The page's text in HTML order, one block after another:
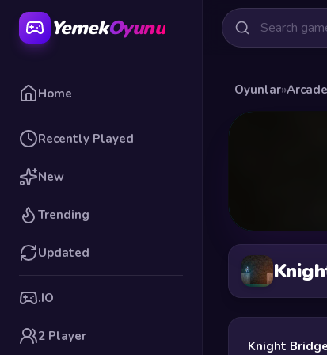
YemekOyunu
Home
Recently Played
New
Trending
Updated
.IO
2 Player
Oyunlar»Arcade
Knight Bridge